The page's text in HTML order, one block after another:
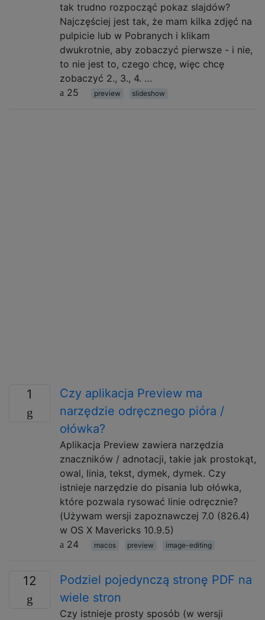
tak trudno rozpocząć pokaz slajdów?
Najczęściej jest tak, że mam kilka zdjęć na
pulpicie lub w Pobranych i klikam
dwukrotnie, aby zobaczyć pierwsze - i nie,
to nie jest to, czego chcę, więc chcę
zobaczyć 2., 3., 4. …
25
preview slideshow
1
Czy aplikacja Preview ma
narzędzie odręcznego pióra /
ołówka?
Aplikacja Preview zawiera narzędzia
znaczników / adnotacji, takie jak prostokąt,
owal, linia, tekst, dymek, dymek. Czy
istnieje narzędzie do pisania lub ołówka,
które pozwala rysować linie odręcznie?
(Używam wersji zapoznawczej 7.0 (826.4)
w OS X Mavericks 10.9.5)
24
macos preview image-editing
12
Podziel pojedynczą stronę PDF na
wiele stron
Czy istnieje prosty sposób (w wersji